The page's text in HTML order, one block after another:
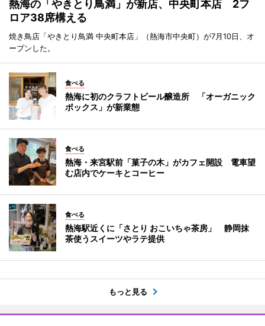
熱海の「やきとり鳥満」が新店、中央町本店 2フ
ロア38席構える
焼き鳥店「やきとり鳥満 中央町本店」（熱海市中央町）が7月10日、オ
ープンした。
食べる
熱海に初のクラフトビール醸造所 「オーガニック
ボックス」が新業態
食べる
熱海・来宮駅前「菓子の木」がカフェ開設 電車望
む店内でケーキとコーヒー
食べる
熱海駅近くに「さとり おこいちゃ茶房」 静岡抹
茶使うスイーツやラテ提供
もっと見る